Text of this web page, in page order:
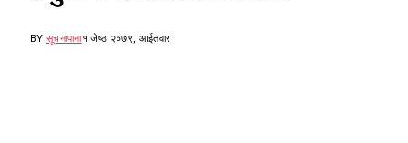
BY सूचनापाना१ जेष्ठ २०७९, आईतवार